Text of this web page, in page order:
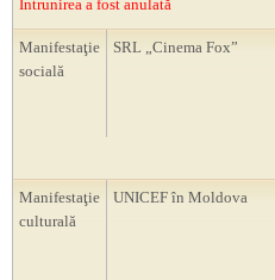
Întrunirea a fost anulată
Manifestaţie
socială
SRL „Cinema Fox”
Manifestaţie
culturală
UNICEF în Moldova